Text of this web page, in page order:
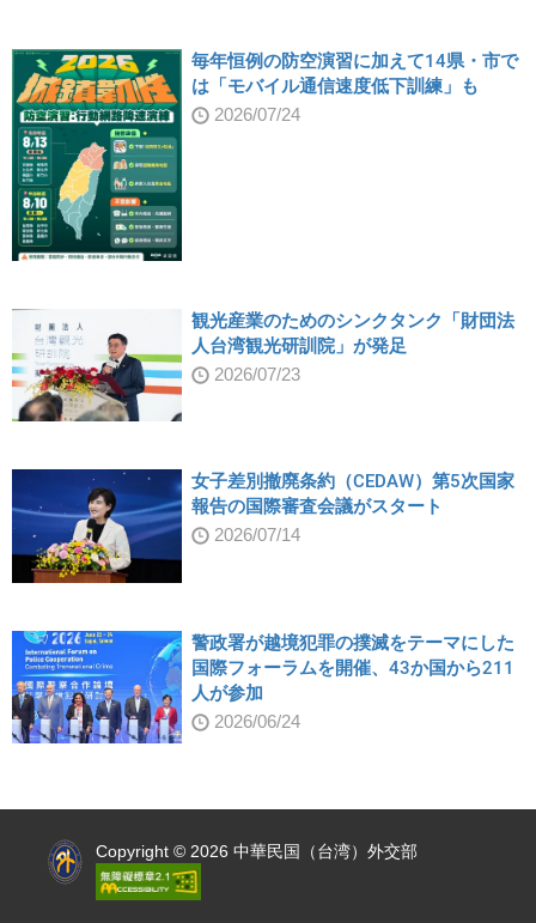
毎年恒例の防空演習に加えて14県・市で
は「モバイル通信速度低下訓練」も
2026/07/24
観光産業のためのシンクタンク「財団法
人台湾観光研訓院」が発足
2026/07/23
女子差別撤廃条約（CEDAW）第5次国家
報告の国際審査会議がスタート
2026/07/14
警政署が越境犯罪の撲滅をテーマにした
国際フォーラムを開催、43か国から211
人が参加
2026/06/24
Copyright © 2026 中華民国（台湾）外交部